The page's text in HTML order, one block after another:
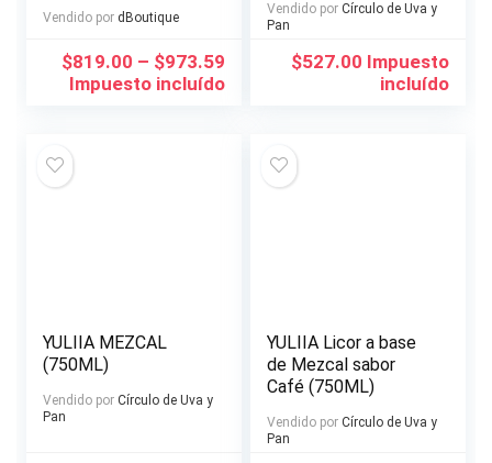
Vendido por dBoutique
$819.00 – $973.59
Impuesto incluído
Vendido por Círculo de Uva y
Pan
$527.00 Impuesto
incluído
YULIIA MEZCAL
(750ML)
Vendido por Círculo de Uva y
Pan
YULIIA Licor a base
de Mezcal sabor
Café (750ML)
Vendido por Círculo de Uva y
Pan